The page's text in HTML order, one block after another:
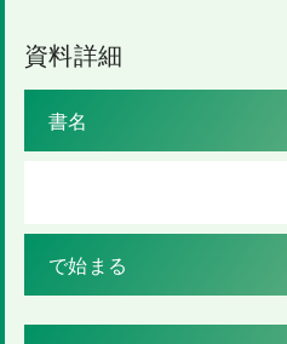
資料詳細